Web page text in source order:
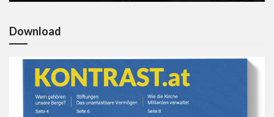
Download